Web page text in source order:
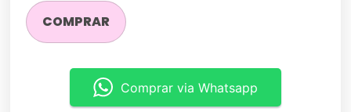
COMPRAR
Comprar via Whatsapp